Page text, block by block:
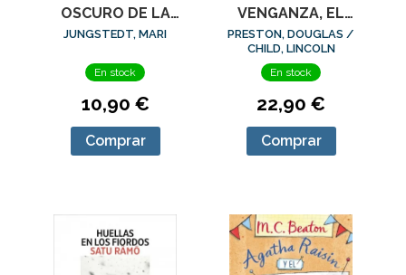
OSCURO DE LA
LUNA SERIE
JUNGSTEDT, MARI
En stock
10,90 €
Comprar
VENGANZA, EL
(INSPECTOR
PENDERGAST 22)
PRESTON, DOUGLAS /
CHILD, LINCOLN
En stock
22,90 €
Comprar